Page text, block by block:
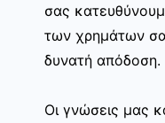
σας
των χρημάτων
δυνατή απόδοση.
Οι γνώσεις μας